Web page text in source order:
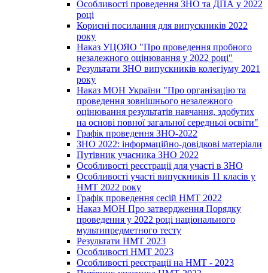
Особливості проведення ЗНО та ДПА у 2022
році
Корисні посилання для випускників 2022
року
Наказ УЦОЯО "Про проведення пробного
незалежного оцінювання у 2022 році"
Результати ЗНО випускників колегіуму 2021
року
Наказ МОН України "Про організацію та
проведення зовнішнього незалежного
оцінювання результатів навчання, здобутих
на основі повної загальної середньої освіти"
Графік проведення ЗНО-2022
ЗНО 2022: інформаційно-довідкові матеріали
Путівник учасника ЗНО 2022
Особливості реєстрації для участі в ЗНО
Особливості участі випускників 11 класів у
НМТ 2022 року
Графік проведення сесій НМТ 2022
Наказ МОН Про затвердження Порядку
проведення у 2022 році національного
мультипредметного тесту
Результати НМТ 2023
Особливості НМТ 2023
Особливості реєстрації на НМТ - 2023